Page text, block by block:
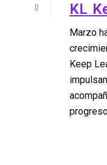
0
KL
Marzo
Keep
progreso